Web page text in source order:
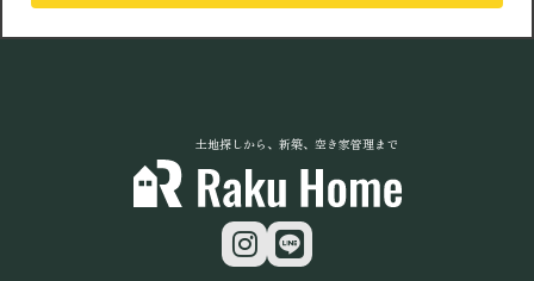
土地探しから、新築、空き家管理まで